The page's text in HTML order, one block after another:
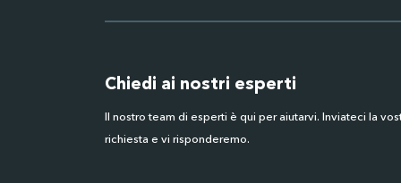
Chiedi ai nostri esperti
Il nostro team di esperti è qui per aiutarvi. Inviateci la
richiesta e vi risponderemo.